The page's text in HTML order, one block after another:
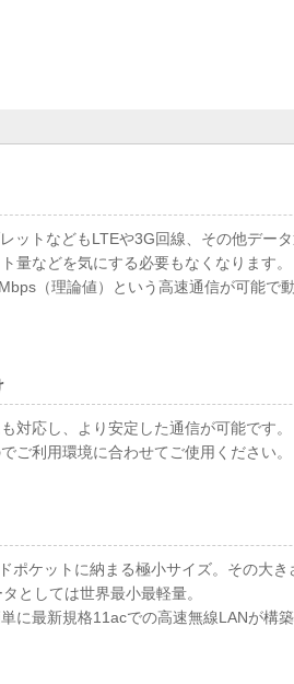
ットなどもLTEや3G回線、その他デー
量などを気にする必要もなくなります。
（理論値）という高速通信が可能で
対応し、より安定した通信が可能です
ご利用環境に合わせてご使用ください。
ケットに納まる極小サイズ。その大き
としては世界最小最軽量。
に最新規格11acでの高速無線LANが構築